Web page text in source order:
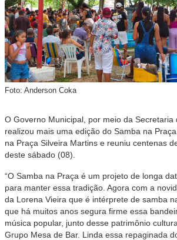
Foto: Anderson Coka
O Governo Municipal, por meio da Secretaria
realizou mais uma edição do Samba na
na Praça Silveira Martins e reuniu centenas
deste sábado (08).
“O Samba na Praça é um projeto de longa
para manter essa tradição. Agora com a
da Lorena Vieira que é intérprete de samba
que há muitos anos segura firme essa
música popular, junto desse patrimônio
Grupo Mesa de Bar. Linda essa repaginada